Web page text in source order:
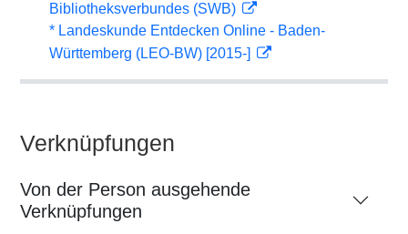
Bibliotheksverbundes (SWB)
* Landeskunde Entdecken Online - Baden-
Württemberg (LEO-BW) [2015-]
Verknüpfungen
Von der Person ausgehende
Verknüpfungen